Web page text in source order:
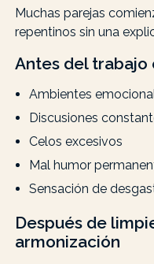
Muchas parejas
repentinos sin una
Antes del trabajo
Ambientes
Discusiones
Celos excesivos
Mal humor
Sensación de
Después de
armonización